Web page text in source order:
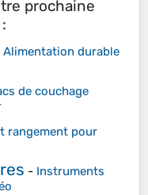
prochaine
Alimentation durable
de couchage
rangement pour
- Instruments